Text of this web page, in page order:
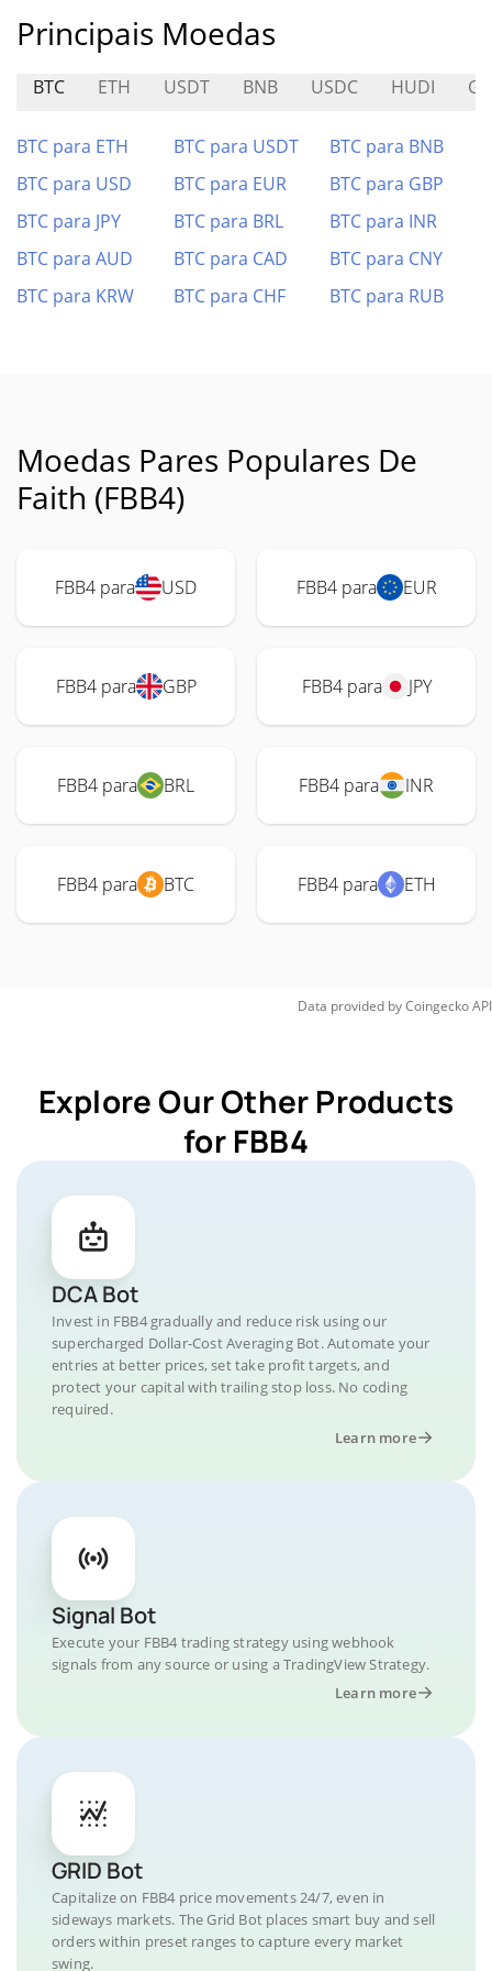
Principais Moedas
BTC ETH USDT BNB USDC HUDI
BTC para ETH BTC para USDT
BTC para BNB
BTC para USD
BTC para EUR
BTC para GBP
BTC para JPY
BTC para BRL
BTC para INR
BTC para AUD
BTC para CAD
BTC para CNY
BTC para KRW
BTC para CHF BTC para RUB
Moedas Pares Populares De
Faith (FBB4)
FBB4 para USD FBB4 para EUR
FBB4 para GBP FBB4 para JPY
FBB4 para BRL FBB4 para INR
FBB4 para BTC FBB4 para ETH
Data provided byCoingeckoAPI
Explore Our Other Products
for FBB4
DCA Bot
Invest in FBB4 gradually and reduce risk using our
supercharged Dollar-Cost Averaging Bot. Automate your
entries at better prices, set take profit targets, and
protect your capital with trailing stop loss. No coding
required.
Learn more
Signal Bot
Execute your FBB4 trading strategy using webhook
signals from any source or using a TradingView Strategy.
Learn more
GRID Bot
Capitalize on FBB4 price movements 24/7, even in
sideways markets. The Grid Bot places smart buy and sell
orders within preset ranges to capture every market
swing.